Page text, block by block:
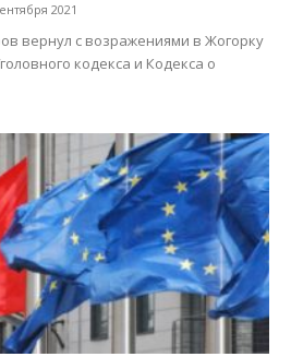
2021
вернул с возражениями в Жогорку
кодекса и Кодекса о